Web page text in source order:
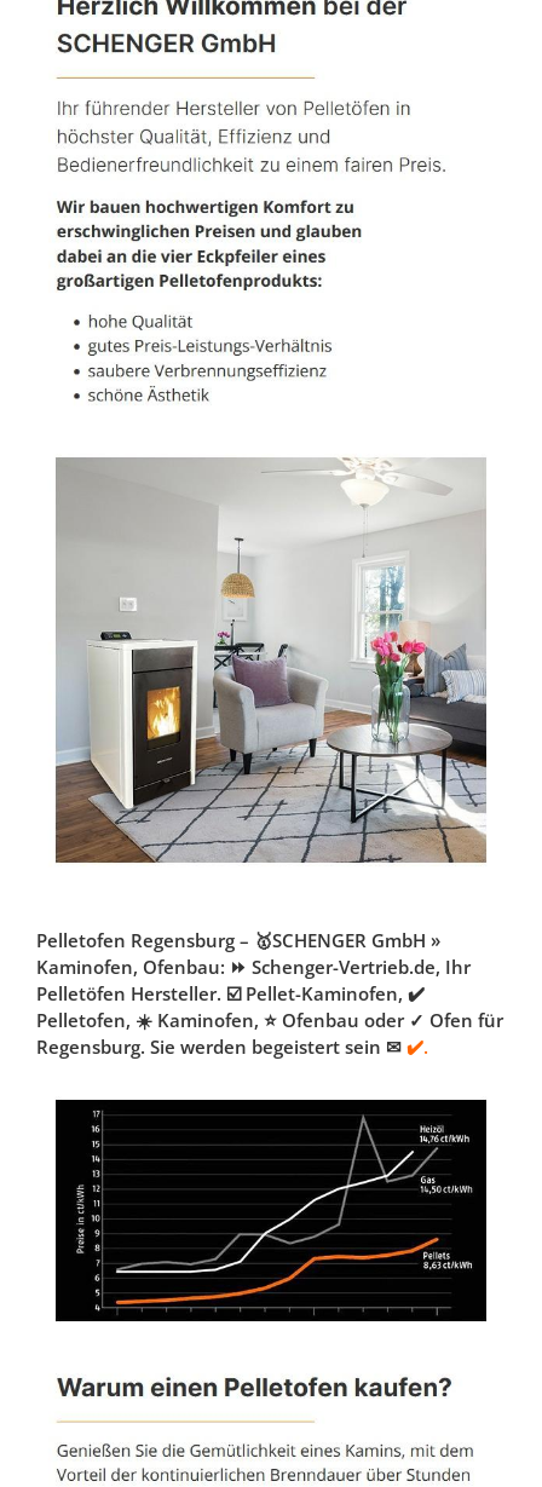
Pelletofen Regensburg – 🥇SCHENGER GmbH »
Kaminofen, Ofenbau: ⏩ Schenger-Vertrieb.de, Ihr
Pelletöfen Hersteller. ☑️ Pellet-Kaminofen, ✔️
Pelletofen, ☀️ Kaminofen, ⭐ Ofenbau oder ✓ Ofen für
Regensburg. Sie werden begeistert sein ✉ ✔️.